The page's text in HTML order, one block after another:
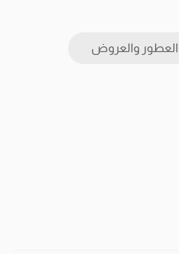
والعروض